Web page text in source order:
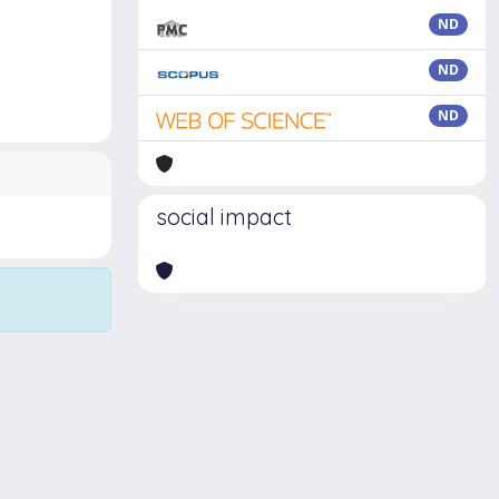
ND
ND
ND
social impact